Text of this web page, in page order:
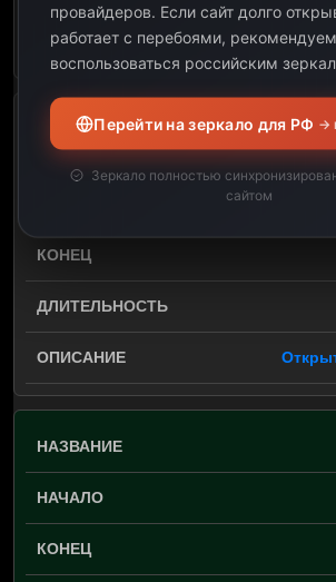
Ça
провайдеров. Если сайт долго
работает с перебоями, рекомендуем
воспользоваться российским
Перейти на зеркало для РФ →
Зеркало полностью
сайтом